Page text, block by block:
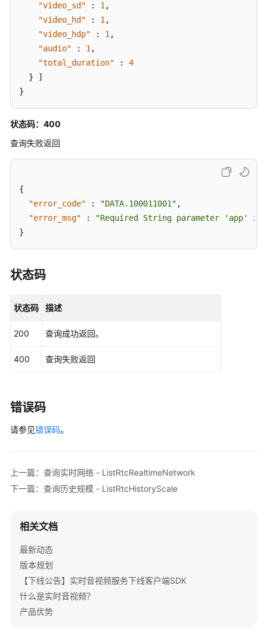
布
-
ListRtcRealtimeScaleDimension
查
量
数
询
时
络
ListRtcRealtimeNetwork
查
用
询
规
模
询
历
史
质
量
"video_sd"
: 1 ,
"video_hd"
: 1 ,
"video_hdp"
: 1 ,
"audio"
: 1 ,
"total_duration"
:
4
}
]
}
状态码：400
查询失败返回
{
"error_code"
: "DATA.100011001" ,
"error_msg"
:
"Required String parameter 'app' is
}
状态码
状态码 描述
200 查询成功返回。
400 查询失败返回
错误码
请参见错误码。
上一篇：查询实时网络 - ListRtcRealtimeNetwork
下一篇：查询历史规模 - ListRtcHistoryScale
相关文档
最新动态
版本规划
【下线公告】实时音视频服务下线客户端SDK
什么是实时音视频？
产品优势